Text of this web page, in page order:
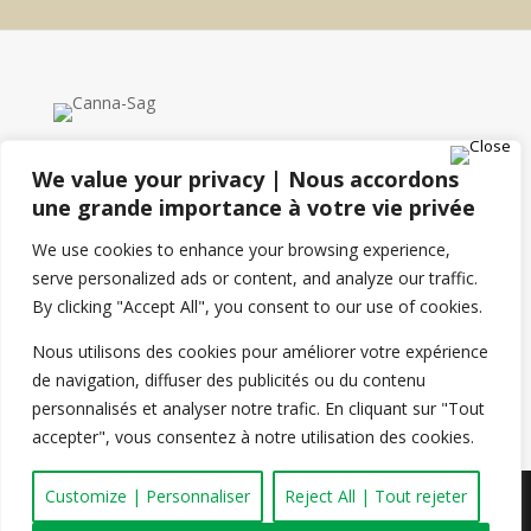
We value your privacy | Nous accordons
une grande importance à votre vie privée
We use cookies to enhance your browsing experience,
serve personalized ads or content, and analyze our traffic.
By clicking "Accept All", you consent to our use of cookies.
Nous utilisons des cookies pour améliorer votre expérience
de navigation, diffuser des publicités ou du contenu
personnalisés et analyser notre trafic. En cliquant sur "Tout
accepter", vous consentez à notre utilisation des cookies.
Customize | Personnaliser Reject All | Tout rejeter
Contact details
74 Chemin Saint-Étienne
Petit-Saguenay, Qc, G0V 1N0
+1 418 690-9930
 Send us an email